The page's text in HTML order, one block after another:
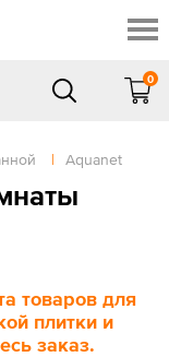
0
| Aquanet
товаров для
плитки и
заказ.